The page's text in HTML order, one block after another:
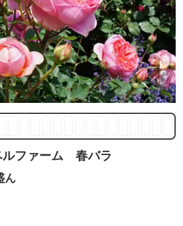
ルファーム 春バラ
ん